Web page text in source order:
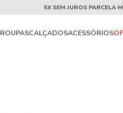
5X SEM JUROS PARCELA
ROUPASCALÇADOSACESSÓRIOS